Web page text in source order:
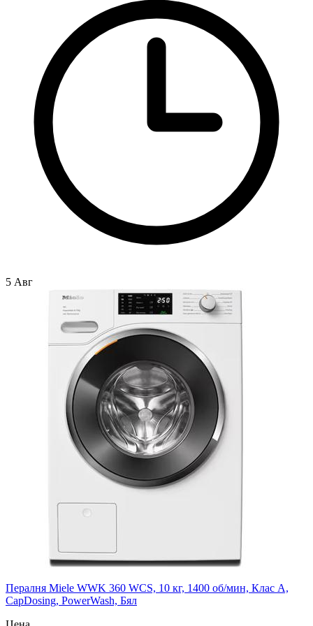
5 Авг
Пералня Miele WWK 360 WCS, 10 кг, 1400 об/мин, Клас A,
CapDosing, PowerWash, Бял